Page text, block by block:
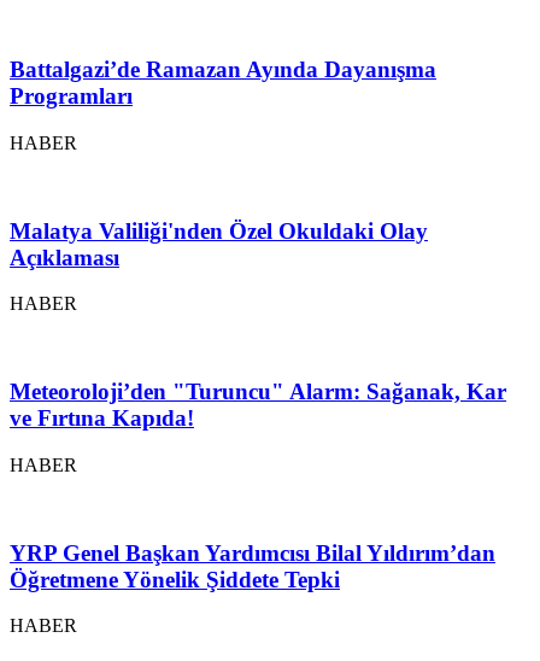
Battalgazi’de Ramazan Ayında Dayanışma
Programları
HABER
Malatya Valiliği'nden Özel Okuldaki Olay
Açıklaması
HABER
Meteoroloji’den "Turuncu" Alarm: Sağanak, Kar
ve Fırtına Kapıda!
HABER
YRP Genel Başkan Yardımcısı Bilal Yıldırım’dan
Öğretmene Yönelik Şiddete Tepki
HABER